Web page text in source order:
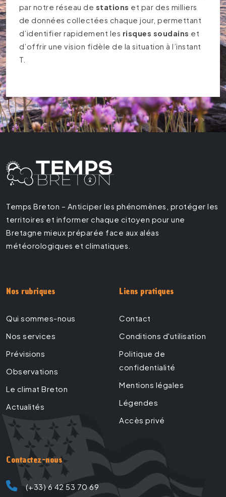
par notre réseau de stations et par des milliers
de données collectées chaque jour, permettant
d’identifier rapidement les risques soudains et
d’offrir une vision fidèle de la situation à l’instant
T.
Temps Breton – Anticiper les phénomènes, protéger les
territoires et informer chaque citoyen pour une
Bretagne mieux préparée face aux aléas
météorologiques et climatiques.
Nos rubriques
Qui sommes-nous
Nos services
Prévisions
Observations
Le climat Breton
Actualités
Liens pratiques
Contact
Conditions d'utilisation
Politique de
confidentialité
Mentions légales
Légendes
Accès privé
Contactez-nous
(+33) 6 42 53 70 69